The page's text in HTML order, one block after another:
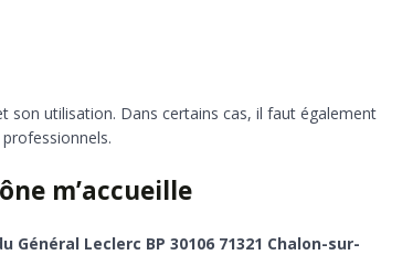
son utilisation. Dans certains cas, il faut également
m’accueille
Général Leclerc BP 30106 71321 Chalon-sur-